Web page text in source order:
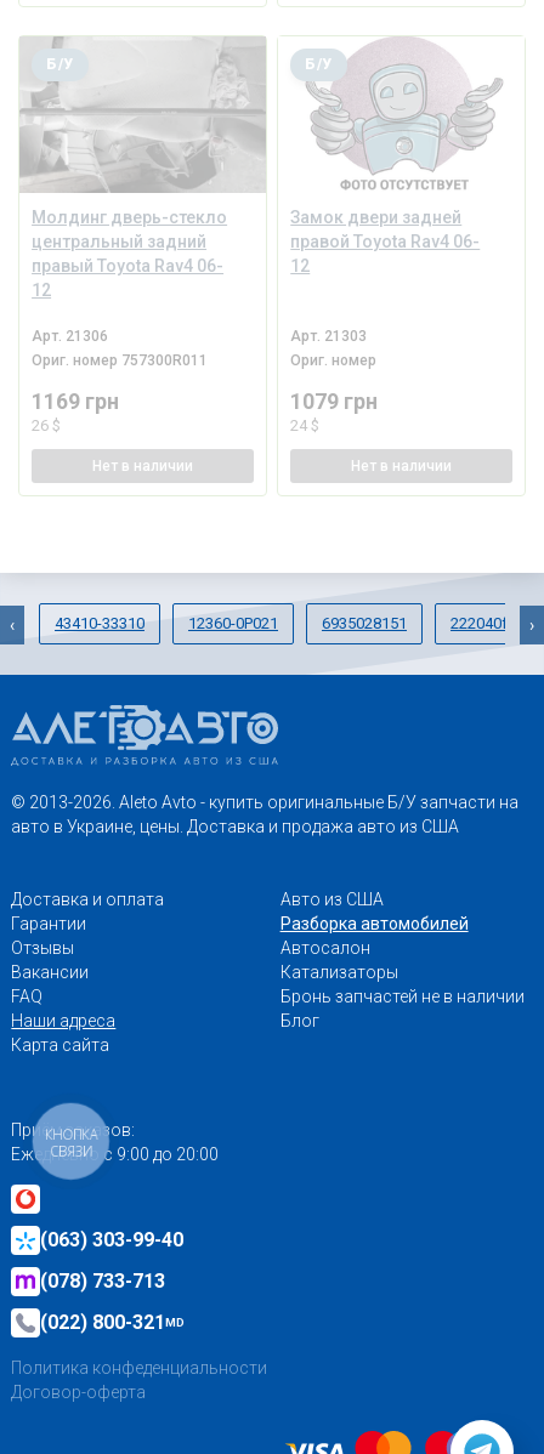
Молдинг дверь-стекло
центральный задний
правый Toyota Rav4 06-
12
Б/У
Арт. 21306
Ориг. номер 757300R011
1169 грн
26 $
Нет в наличии
Замок двери задней
правой Toyota Rav4 06-
12
Б/У
Арт. 21303
Ориг. номер
1079 грн
24 $
Нет в наличии
43410-33310 12360-0P021 6935028151 222040f030
‹ ›
© 2013-2026. Aleto Avto - купить оригинальные Б/У запчасти на
авто в Украине, цены. Доставка и продажа авто из США
Доставка и оплата
Гарантии
Отзывы
Вакансии
FAQ
Наши адреса
Карта сайта
Авто из США
Разборка автомобилей
Автосалон
Катализаторы
Бронь запчастей не в наличии
Блог
Приём заказов:
Ежедневно с 9:00 до 20:00
(063) 303-99-40
(078) 733-713
(022) 800-321MD
Политика конфеденциальности
Договор-оферта
КНОПКА
СВЯЗИ